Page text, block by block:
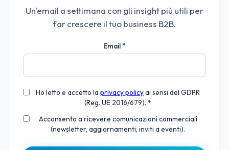
Un'email a settimana con gli insight più utili per
far crescere il tuo business B2B.
Email*
Ho letto e accetto la privacy policyai sensi del GDPR
(Reg. UE 2016/679). *
Acconsento a ricevere comunicazioni commerciali
(newsletter, aggiornamenti, inviti a eventi).